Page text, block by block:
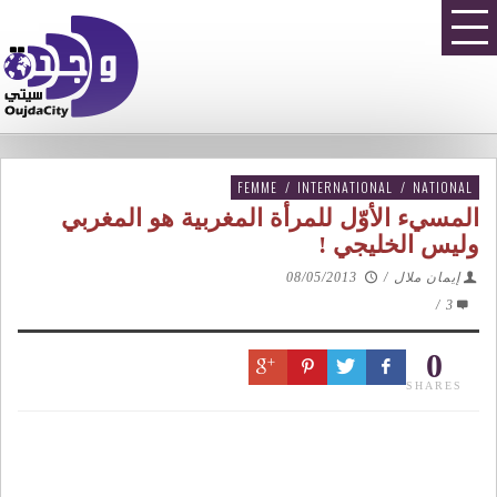
FEMME / INTERNATIONAL / NATIONAL
المسيء الأوّل للمرأة المغربية هو المغربي
وليس الخليجي !
إيمان ملال /
08/05/2013
3
/
0
SHARES